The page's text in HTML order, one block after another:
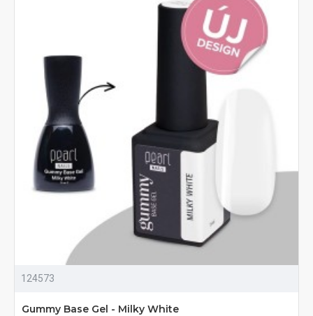
124573
Gummy Base Gel - Milky White